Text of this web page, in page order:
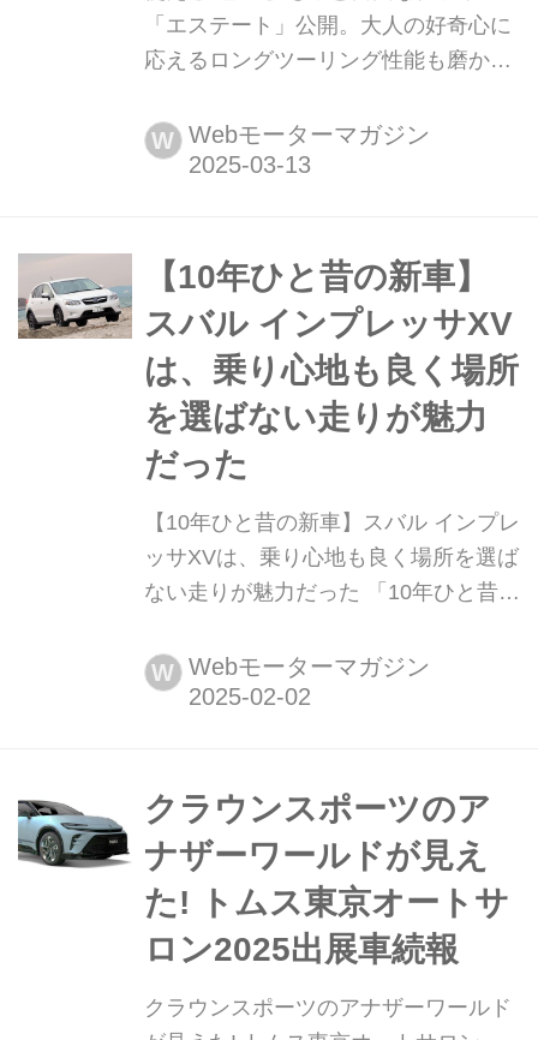
「エステート」公開。大人の好奇心に
応えるロングツーリング性能も磨かれ
迎えるトヨタ クラウンのラインナップ
に、待望の「エステート」が3月13
を楽しむことができるユーティリティ
が、クラウンが持つ品格、ゆとり、そ
して機能性が見事な調和を見せてい
る。3月1...
W Webモーターマガジン
【10年ひと昔の新車】
スバル インプレッサXV
は、乗り心地も良く場所
を選ばない走りが魅力
だった
【10年ひと昔の新車】スバル インプレ
ッサXVは、乗り心地も良く場所を選ば
ない走りが魅力だった 「10年ひと昔」
マは環境や安全を重視する傾向が強ま
っていた。そんな時代のニューモデル
XVだ。
W Webモーターマガジン
クラウンスポーツのア
ナザーワールドが見え
た! トムス東京オートサ
ロン2025出展車続報
クラウンスポーツのアナザーワールド